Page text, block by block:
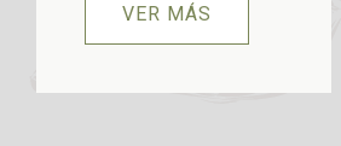
VER MÁS